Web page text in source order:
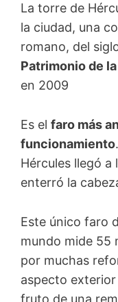
La torre de
la ciudad, una
romano, del
Patrimonio de
en 2009
Es el faro más
funcionamiento
Hércules llegó a
enterró la
Este único faro
mundo mide 55
por muchas
aspecto
fruto de una